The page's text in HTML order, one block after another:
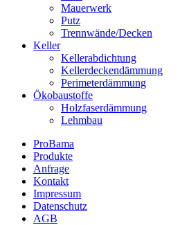
Mauerwerk
Putz
Trennwände/Decken
Keller
Kellerabdichtung
Kellerdeckendämmung
Perimeterdämmung
Ökobaustoffe
Holzfaserdämmung
Lehmbau
ProBama
Produkte
Anfrage
Kontakt
Impressum
Datenschutz
AGB